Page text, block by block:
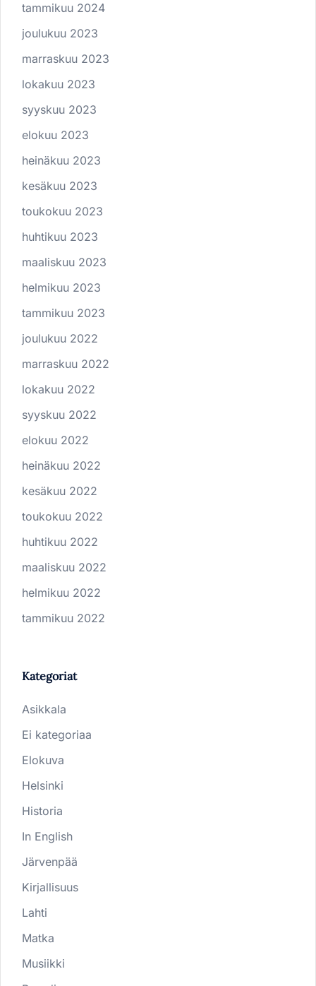
tammikuu 2024
joulukuu 2023
marraskuu 2023
lokakuu 2023
syyskuu 2023
elokuu 2023
heinäkuu 2023
kesäkuu 2023
toukokuu 2023
huhtikuu 2023
maaliskuu 2023
helmikuu 2023
tammikuu 2023
joulukuu 2022
marraskuu 2022
lokakuu 2022
syyskuu 2022
elokuu 2022
heinäkuu 2022
kesäkuu 2022
toukokuu 2022
huhtikuu 2022
maaliskuu 2022
helmikuu 2022
tammikuu 2022
Kategoriat
Asikkala
Ei kategoriaa
Elokuva
Helsinki
Historia
In English
Järvenpää
Kirjallisuus
Lahti
Matka
Musiikki